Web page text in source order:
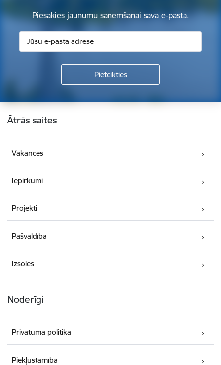
Piesakies jaunumu saņemšanai savā e-pastā.
Kājene
Ātrās saites
Vakances
Iepirkumi
Projekti
Pašvaldība
Izsoles
Noderīgi
Privātuma politika
Piekļūstamība